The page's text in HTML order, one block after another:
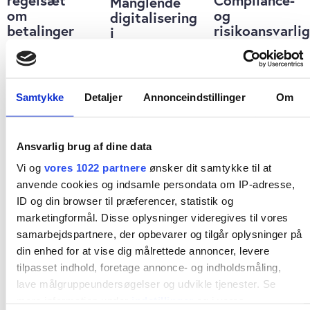
Samtykke Detaljer Annonceindstillinger Om
Ansvarlig brug af dine data
Vi og vores 1022 partnereønsker dit samtykke til at
anvende cookies og indsamle persondata om IP-adresse,
ID og din browser til præferencer, statistik og
marketingformål. Disse oplysninger videregives til vores
samarbejdspartnere, der opbevarer og tilgår oplysninger på
din enhed for at vise dig målrettede annoncer, levere
tilpasset indhold, foretage annonce- og indholdsmåling,
lave målgruppeundersøgelser og udvikle tjenester. Se
om
betalinger
til at
omfatte
digitalisering
i
og
fylder for
lidt i Jyske
KULTUR
Medieanmeldelse:
FINANS
Konkurrenceråd
FINANS
Dansk